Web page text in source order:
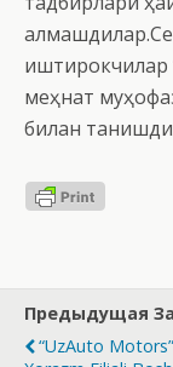
иштирокчилар
меҳнат
билан
Предыдущая
“UzAuto